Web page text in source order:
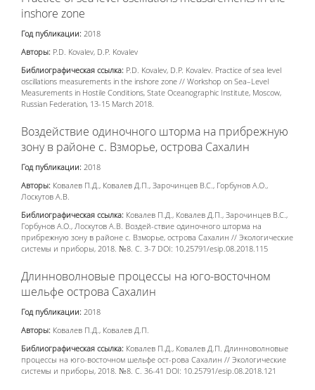
inshore zone
Год публикации: 2018
Авторы: P.D. Kovalev, D.P. Kovalev
Библиографическая ссылка: P.D. Kovalev, D.P. Kovalev. Practice of sea level
oscillations measurements in the inshore zone // Workshop on Sea–Level
Measurements in Hostile Conditions, State Oceanographic Institute, Moscow,
Russian Federation, 13-15 March 2018.
Воздействие одиночного шторма на прибрежную
зону в районе с. Взморье, острова Сахалин
Год публикации: 2018
Авторы: Ковалев П.Д., Ковалев Д.П., Зарочинцев В.С., Горбунов А.О.,
Лоскутов А.В.
Библиографическая ссылка: Ковалев П.Д., Ковалев Д.П., Зарочинцев В.С.,
Горбунов А.О., Лоскутов А.В. Воздей-ствие одиночного шторма на
прибрежную зону в районе с. Взморье, острова Сахалин // Экологические
системы и приборы, 2018. №8. С. 3-7 DOI: 10.25791/esip.08.2018.115
Длинноволновые процессы на юго-восточном
шельфе острова Сахалин
Год публикации: 2018
Авторы: Ковалев П.Д., Ковалев Д.П.
Библиографическая ссылка: Ковалев П.Д., Ковалев Д.П. Длинноволновые
процессы на юго-восточном шельфе ост-рова Сахалин // Экологические
системы и приборы, 2018. №8. С. 36-41 DOI: 10.25791/esip.08.2018.121